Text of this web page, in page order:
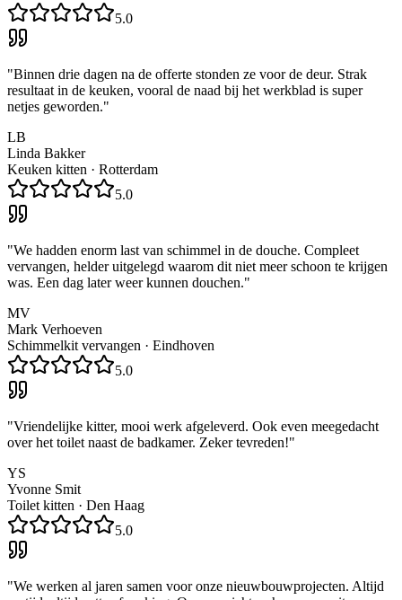
5.0
"Binnen drie dagen na de offerte stonden ze voor de deur. Strak
resultaat in de keuken, vooral de naad bij het werkblad is super
netjes geworden."
LB
Linda Bakker
Keuken kitten · Rotterdam
5.0
"We hadden enorm last van schimmel in de douche. Compleet
vervangen, helder uitgelegd waarom dit niet meer schoon te krijgen
was. Een dag later weer kunnen douchen."
MV
Mark Verhoeven
Schimmelkit vervangen · Eindhoven
5.0
"Vriendelijke kitter, mooi werk afgeleverd. Ook even meegedacht
over het toilet naast de badkamer. Zeker tevreden!"
YS
Yvonne Smit
Toilet kitten · Den Haag
5.0
"We werken al jaren samen voor onze nieuwbouwprojecten. Altijd